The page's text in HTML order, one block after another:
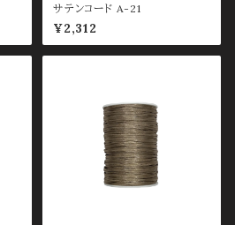
サテンコード A-21
¥2,312